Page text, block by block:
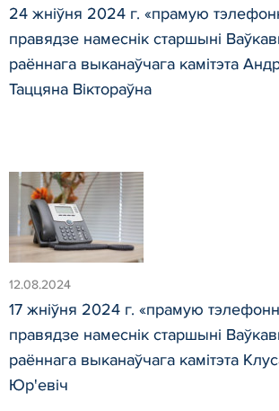
24 жніўня 2024 г. «прамую
правядзе намеснік старшыні
раённага выканаўчага камітэта
Таццяна Віктораўна
12.08.2024
17 жніўня 2024 г. «прамую
правядзе намеснік старшыні
раённага выканаўчага камітэта
Юр'евіч